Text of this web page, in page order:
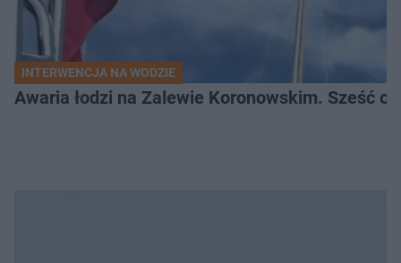
INTERWENCJA NA WODZIE
Awaria łodzi na Zalewie Koronowskim. Sześć